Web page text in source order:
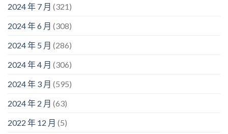
2024 年 7 月 (321)
2024 年 6 月 (308)
2024 年 5 月 (286)
2024 年 4 月 (306)
2024 年 3 月 (595)
2024 年 2 月 (63)
2022 年 12 月 (5)